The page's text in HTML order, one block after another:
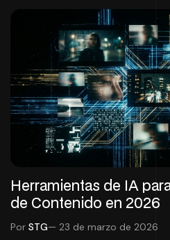
Herramientas de IA
de Contenido en 2026
Por STG— 23 de marzo de 2026